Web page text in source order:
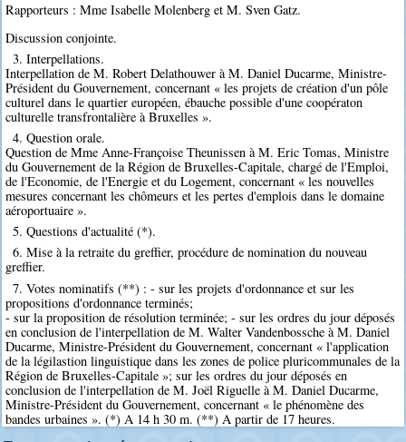
Rapporteurs : Mme Isabelle Molenberg et M. Sven Gatz.
Discussion conjointe.
3. Interpellations.
Interpellation de M. Robert Delathouwer à M. Daniel Ducarme, Ministre-
Président du Gouvernement, concernant « les projets de création d'un pôle
culturel dans le quartier européen, ébauche possible d'une coopératon
culturelle transfrontalière à Bruxelles ».
4. Question orale.
Question de Mme Anne-Françoise Theunissen à M. Eric Tomas, Ministre
du Gouvernement de la Région de Bruxelles-Capitale, chargé de l'Emploi,
de l'Economie, de l'Energie et du Logement, concernant « les nouvelles
mesures concernant les chômeurs et les pertes d'emplois dans le domaine
aéroportuaire ».
5. Questions d'actualité (*).
6. Mise à la retraite du greffier, procédure de nomination du nouveau
greffier.
7. Votes nominatifs (**) : - sur les projets d'ordonnance et sur les
propositions d'ordonnance terminés;
- sur la proposition de résolution terminée; - sur les ordres du jour déposés
en conclusion de l'interpellation de M. Walter Vandenbossche à M. Daniel
Ducarme, Ministre-Président du Gouvernement, concernant « l'application
de la légilastion linguistique dans les zones de police pluricommunales de la
Région de Bruxelles-Capitale »; sur les ordres du jour déposés en
conclusion de l'interpellation de M. Joël Riguelle à M. Daniel Ducarme,
Ministre-Président du Gouvernement, concernant « le phénomène des
bandes urbaines ». (*) A 14 h 30 m. (**) A partir de 17 heures.